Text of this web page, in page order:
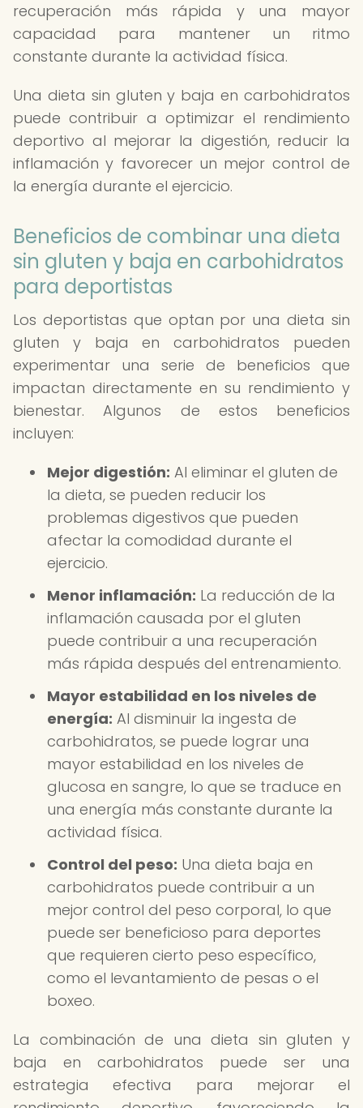
recuperación más rápida y una mayor
capacidad para mantener un ritmo
constante durante la actividad física.
Una dieta sin gluten y baja en carbohidratos
puede contribuir a optimizar el rendimiento
deportivo al mejorar la digestión, reducir la
inflamación y favorecer un mejor control de
la energía durante el ejercicio.
Beneficios de combinar una dieta
sin gluten y baja en carbohidratos
para deportistas
Los deportistas que optan por una dieta sin
gluten y baja en carbohidratos pueden
experimentar una serie de beneficios que
impactan directamente en su rendimiento y
bienestar. Algunos de estos beneficios
incluyen:
Mejor digestión: Al eliminar el gluten de
la dieta, se pueden reducir los
problemas digestivos que pueden
afectar la comodidad durante el
ejercicio.
Menor inflamación: La reducción de la
inflamación causada por el gluten
puede contribuir a una recuperación
más rápida después del entrenamiento.
Mayor estabilidad en los niveles de
energía: Al disminuir la ingesta de
carbohidratos, se puede lograr una
mayor estabilidad en los niveles de
glucosa en sangre, lo que se traduce en
una energía más constante durante la
actividad física.
Control del peso: Una dieta baja en
carbohidratos puede contribuir a un
mejor control del peso corporal, lo que
puede ser beneficioso para deportes
que requieren cierto peso específico,
como el levantamiento de pesas o el
boxeo.
La combinación de una dieta sin gluten y
baja en carbohidratos puede ser una
estrategia efectiva para mejorar el